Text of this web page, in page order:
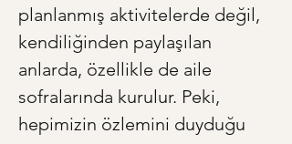
planlanmış aktivitelerde değil,
kendiliğinden paylaşılan
anlarda, özellikle de aile
sofralarında kurulur. Peki,
hepimizin özlemini duyduğu